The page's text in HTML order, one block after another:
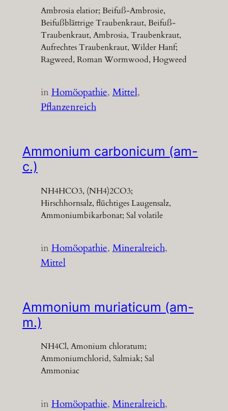
Ambrosia elatior; Beifuß-Ambrosie,
Beifußblättrige Traubenkraut, Beifuß-
Traubenkraut, Ambrosia, Traubenkraut,
Aufrechtes Traubenkraut, Wilder Hanf;
Ragweed, Roman Wormwood, Hogweed
inHomöopathie, Mittel
Pflanzenreich
Ammonium carbonicum (am-
c.)
NH4HCO3, (NH4)2CO3;
Hirschhornsalz, flüchtiges Laugensalz,
Ammoniumbikarbonat; Sal volatile
inHomöopathie, Mineralreich
Mittel
Ammonium muriaticum (am-
m.)
NH4Cl, Amonium chloratum;
Ammoniumchlorid, Salmiak; Sal
Ammoniac
inHomöopathie, Mineralreich